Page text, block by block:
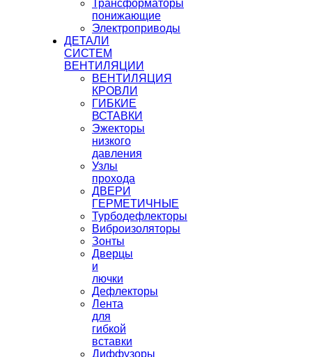
Трансформаторы
понижающие
Электроприводы
ДЕТАЛИ
СИСТЕМ
ВЕНТИЛЯЦИИ
ВЕНТИЛЯЦИЯ
КРОВЛИ
ГИБКИЕ
ВСТАВКИ
Эжекторы
низкого
давления
Узлы
прохода
ДВЕРИ
ГЕРМЕТИЧНЫЕ
Турбодефлекторы
Виброизоляторы
Зонты
Дверцы
и
лючки
Дефлекторы
Лента
для
гибкой
вставки
Диффузоры